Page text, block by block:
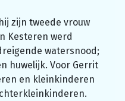
zijn tweede vrouw
Kesteren werd
watersnood;
huwelijk. Voor Gerrit
en kleinkinderen